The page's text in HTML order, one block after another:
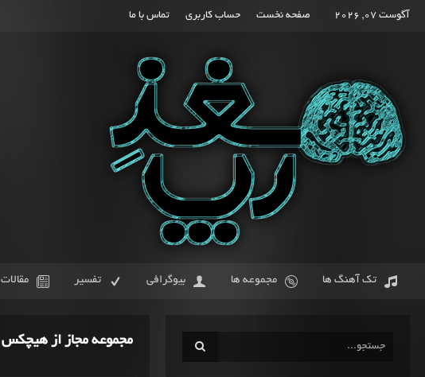
آگوست 07, 2026 صفحه نخست حساب کاربری تماس با ما
تک آهنگ ها مجموعه ها بیوگرافی تفسیر مقالات
مجموعه مجاز از هیچکس